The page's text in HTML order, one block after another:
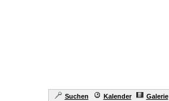
Suchen Kalender Galerie